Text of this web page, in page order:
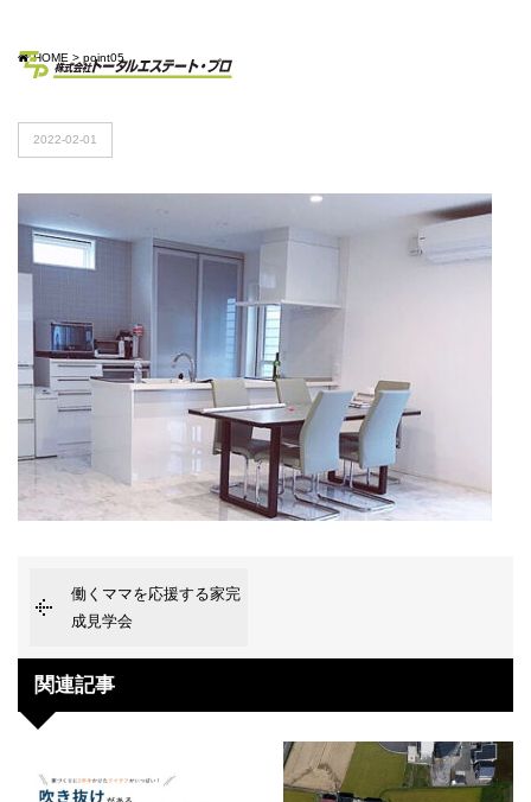
HOME > point05
2022-02-01
働くママを応援する家完
成見学会
関連記事